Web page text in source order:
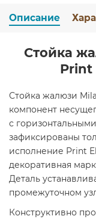
Описание
Стойка
Print
Стойка жалюзи
компонент
с
зафиксированы
исполнение Print
декоративная
Деталь
промежуточном
Конструктивно